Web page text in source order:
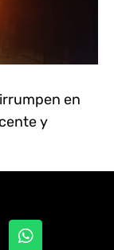
en
y